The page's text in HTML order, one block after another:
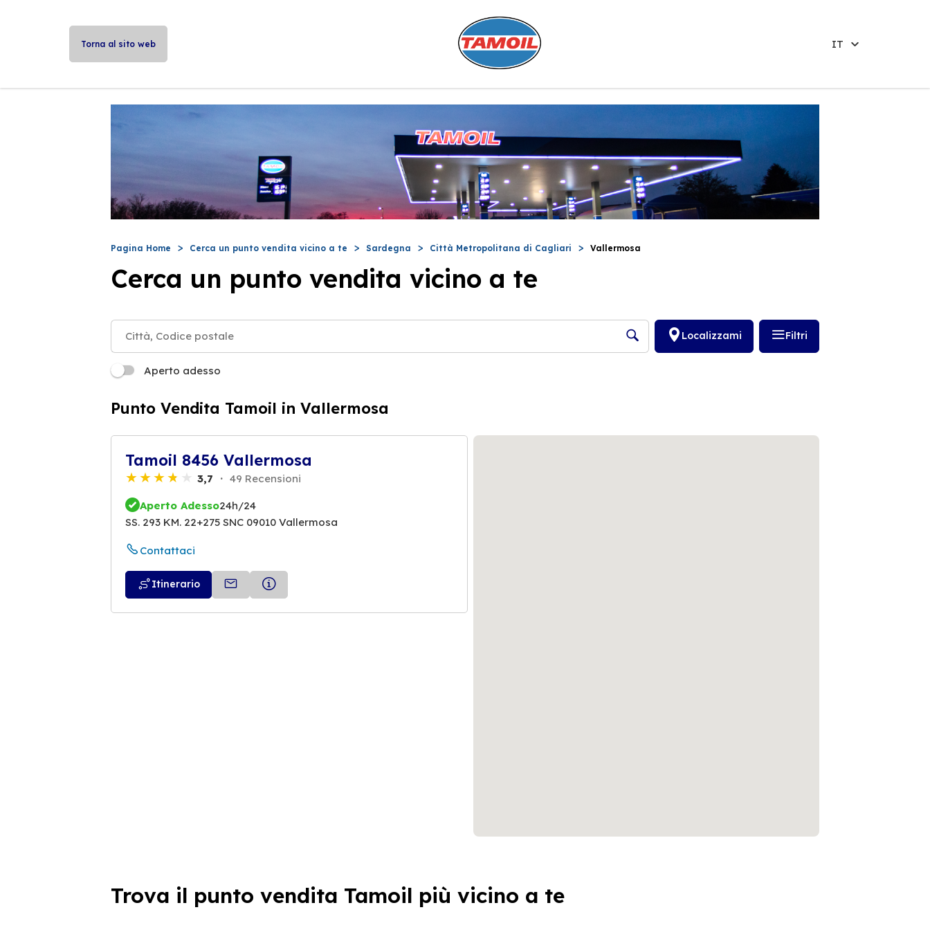
Torna al sito web IT
Pagina Home Cerca un punto vendita vicino a te Sardegna Città Metropolitana di Cagliari Vallermosa
Cerca un punto vendita vicino a te
Localizzami Filtri
Aperto adesso
Punto Vendita Tamoil in Vallermosa
Tamoil 8456 Vallermosa
3,7 49 Recensioni
Aperto Adesso24h/24
SS. 293 KM. 22+275 SNC 09010 Vallermosa
Contattaci
Itinerario
Trova il punto vendita Tamoil più vicino a te